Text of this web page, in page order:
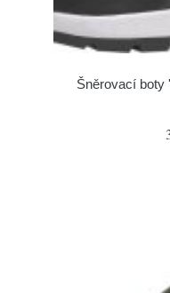
Šněrovací boty